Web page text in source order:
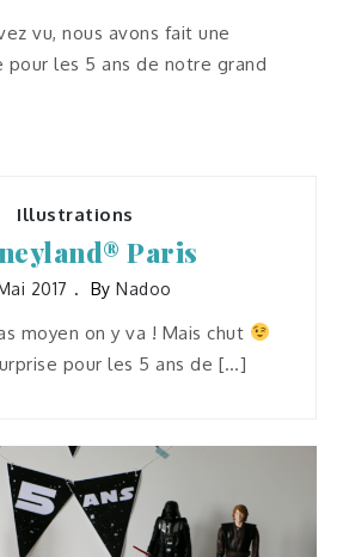
vu, nous avons fait une
pour les 5 ans de notre grand
Illustrations
Paris
2017 By Nadoo
moyen on y va ! Mais chut
pour les 5 ans de […]